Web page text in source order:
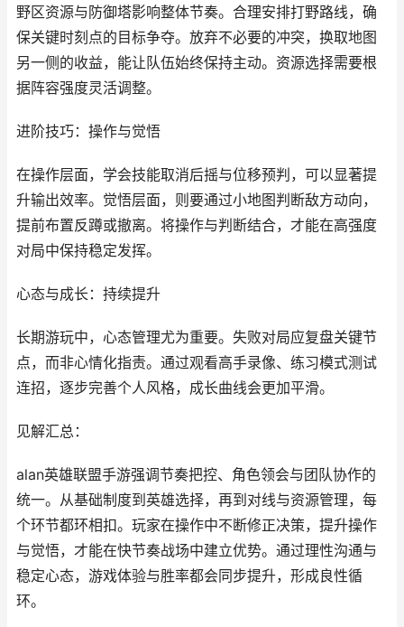
野区资源与防御塔影响整体节奏。合理安排打野路线，确
保关键时刻点的目标争夺。放弃不必要的冲突，换取地图
另一侧的收益，能让队伍始终保持主动。资源选择需要根
据阵容强度灵活调整。
进阶技巧：操作与觉悟
在操作层面，学会技能取消后摇与位移预判，可以显著提
升输出效率。觉悟层面，则要通过小地图判断敌方动向，
提前布置反蹲或撤离。将操作与判断结合，才能在高强度
对局中保持稳定发挥。
心态与成长：持续提升
长期游玩中，心态管理尤为重要。失败对局应复盘关键节
点，而非心情化指责。通过观看高手录像、练习模式测试
连招，逐步完善个人风格，成长曲线会更加平滑。
见解汇总：
alan英雄联盟手游强调节奏把控、角色领会与团队协作的
统一。从基础制度到英雄选择，再到对线与资源管理，每
个环节都环相扣。玩家在操作中不断修正决策，提升操作
与觉悟，才能在快节奏战场中建立优势。通过理性沟通与
稳定心态，游戏体验与胜率都会同步提升，形成良性循
环。